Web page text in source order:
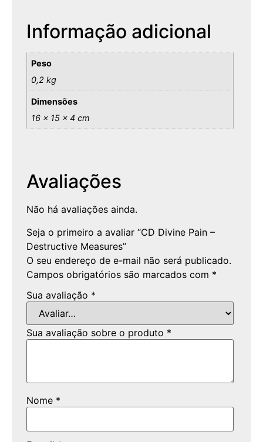
Informação adicional
Peso
0,2 kg
Dimensões
16 × 15 × 4 cm
Avaliações
Não há avaliações ainda.
Seja o primeiro a avaliar “CD Divine Pain –
Destructive Measures”
O seu endereço de e-mail não será publicado.
Campos obrigatórios são marcados com *
Sua avaliação *
Sua avaliação sobre o produto *
Nome *